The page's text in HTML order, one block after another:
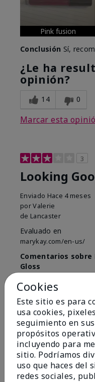
Pink fusion
Conclusión Sí,
¿Le ha
opinión?
14 0
Marcar esta
3
Looking
Enviado Hace 4 meses
porValerie
de Lancaster
Evaluado en
marykay.com/en-us/
Comentarios
Gloss
colors but not
"floppy " not firm like
Definitely not firm
Mostrar Traducción
Conclusión Sí,
¿Le ha
opinión?
Cookies
Este sitio es para
usa cookies,
seguimiento en
propósitos
incluyendo para
sitio. Podríamos
uso que haces del
redes sociales,